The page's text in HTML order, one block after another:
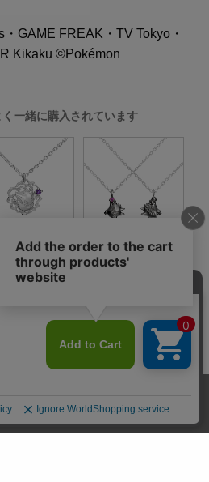
GAME FREAK・TV Tokyo・
Kikaku ©Pokémon
く一緒に購入されています
モンスター
ー ネックレス プ
ポケットモンスター
ゲ